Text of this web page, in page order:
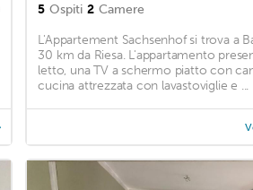
5 Ospiti 2 Camere
L'Appartement Sachsenhof si trova a
30 km da Riesa. L'appartamento
letto, una TV a schermo piatto con
cucina attrezzata con lavastoviglie e ...